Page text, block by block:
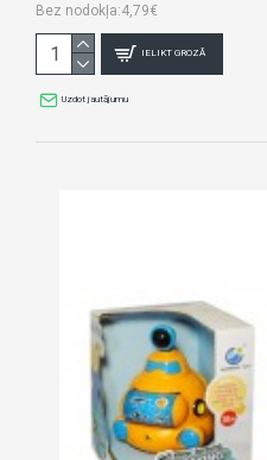
Bez nodokļa:4,79€
IELIKT GROZĀ
Uzdot jautājumu